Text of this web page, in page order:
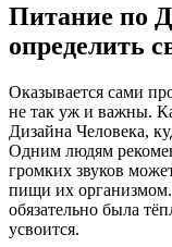
Питание по
определить
Оказывается сами
не так уж и важны.
Дизайна Человека,
Одним людям
громких звуков
пищи их
обязательно была
усвоится.